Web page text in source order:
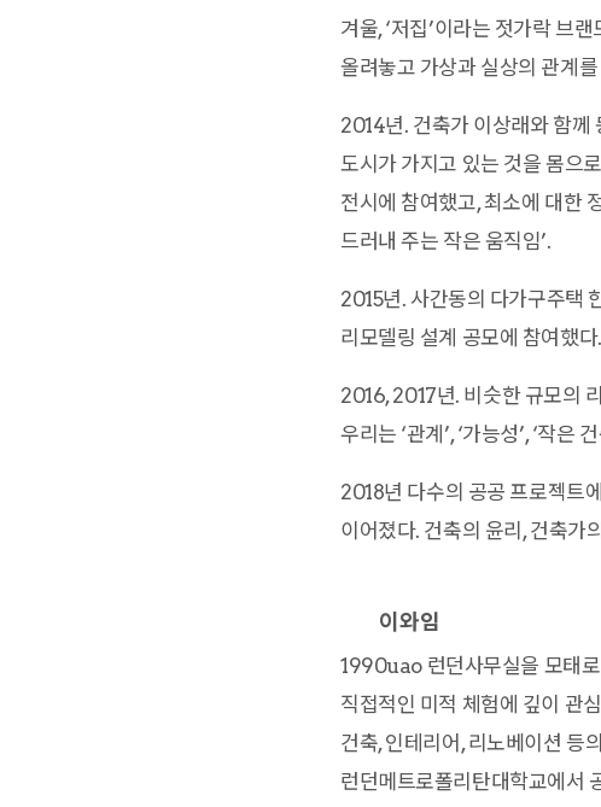
겨울, ‘저집’이라는 젓가락 브
올려놓고 가상과 실상의 관계
2014년. 건축가 이상래와 함께
도시가 가지고 있는 것을 몸으
전시에 참여했고, 최소에 대한
드러내 주는 작은 움직임’.
2015년. 사간동의 다가구주택
리모델링 설계 공모에 참여했
2016, 2017년. 비슷한 규모의
우리는 ‘관계’, ‘가능성’, ‘작은
2018년 다수의 공공 프로젝트
이어졌다. 건축의 윤리, 건축가
이와임
1990uao 런던사무실을 모태
직접적인 미적 체험에 깊이 관
건축, 인테리어, 리노베이션 등
런던메트로폴리탄대학교에서